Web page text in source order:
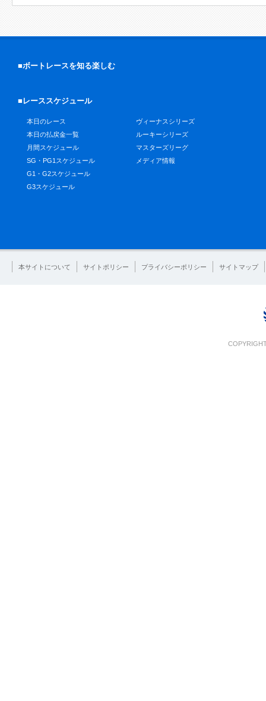
■ボートレースを知る楽しむ
■レーススケジュール
本日のレース
本日の払戻金一覧
月間スケジュール
SG・PG1スケジュール
G1・G2スケジュール
G3スケジュール
ヴィーナスシリーズ
ルーキーシリーズ
マスターズリーグ
メディア情報
本サイトについて サイトポリシー プライバシーポリシー サイトマップ